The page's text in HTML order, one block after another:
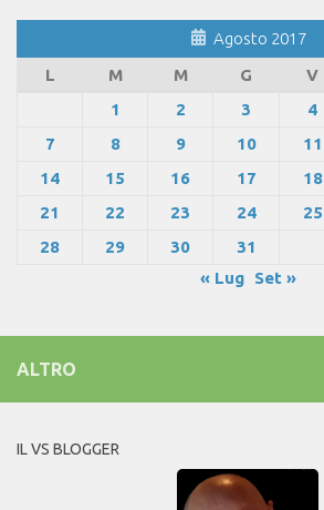
Agosto 2017
L
M M G V
1
2 3 4
7
8 9 10 11
14
15 16 17 18
21
22 23 24 25
28
29 30
31
« Lug
Set »
ALTRO
IL VS BLOGGER